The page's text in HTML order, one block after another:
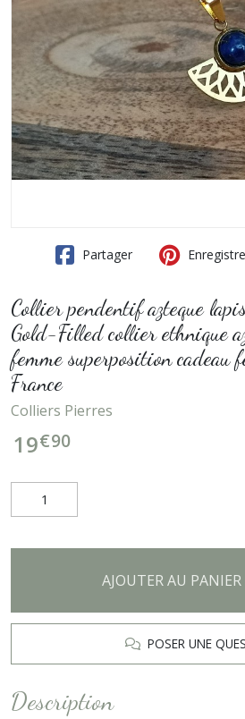
Partager
Collier pendentif azteque
Gold-Filled collier ethnique
femme superposition cadeau
France
Colliers Pierres
19€90
AJOUTER AU PANIER
POSER UNE
Description